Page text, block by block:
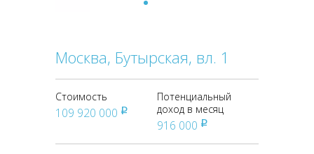
Москва, Бутырская, вл. 1
Стоимость
109 920 000 pуб
Потенциальный
доход в месяц
916 000 pуб